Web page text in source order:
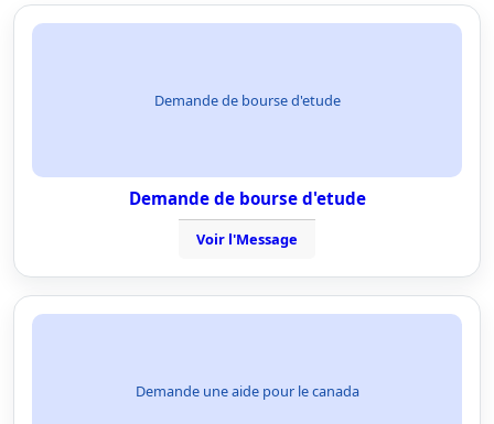
Demande de bourse d'etude
Demande de bourse d'etude
Voir l'Message
Demande une aide pour le canada